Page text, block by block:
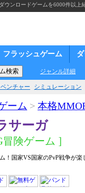
ウンロードゲームを6000件以上
フラッシュゲーム
ジャンル詳細
ンチャー シミュレーション
ーム > 本格
サーガ
冒険ゲーム ]
！国家VS国家のPvP戦争が楽